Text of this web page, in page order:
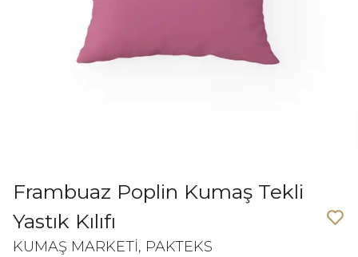
Frambuaz Poplin Kumaş Tekli
Yastık Kılıfı
KUMAŞ MARKETİ, PAKTEKS